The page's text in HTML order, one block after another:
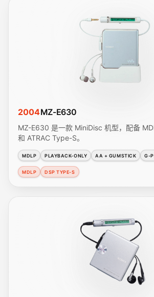
2004MZ-E630
MZ-E630 是一款 MiniDisc 机型，配备
和 ATRAC Type-S。
MDLP PLAYBACK-ONLY AA + GUMSTICK G-
MDLP DSP TYPE-S